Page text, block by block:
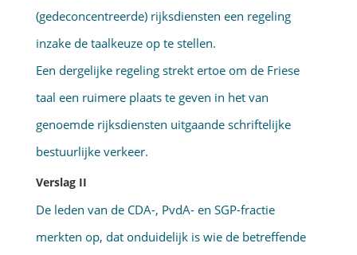
(gedeconcentreerde) rijksdiensten een regeling
inzake de taalkeuze op te stellen.
Een dergelijke regeling strekt ertoe om de Friese
taal een ruimere plaats te geven in het van
genoemde rijksdiensten uitgaande schriftelijke
bestuurlijke verkeer.
Verslag II
De leden van de CDA-, PvdA- en SGP-fractie
merkten op, dat onduidelijk is wie de betreffende